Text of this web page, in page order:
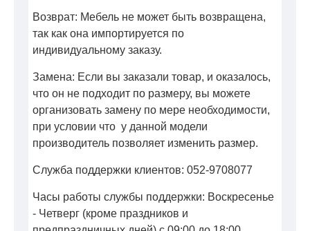
Возврат: Мебель не может быть возвращена,
так как она импортируется по
индивидуальному заказу.
Замена: Если вы заказали товар, и оказалось,
что он не подходит по размеру, вы можете
организовать замену по мере необходимости,
при условии что у данной модели
производитель позволяет изменить размер.
Служба поддержки клиентов: 052-9708077
Часы работы службы поддержки: Воскресенье
- Четверг (кроме праздников и